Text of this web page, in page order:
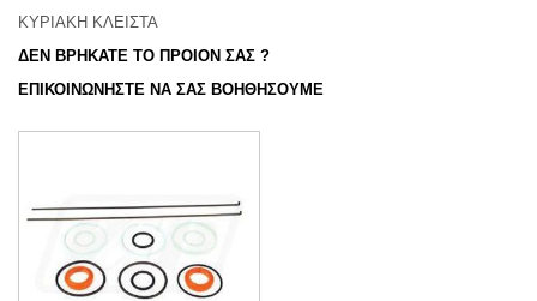
ΚΥΡΙΑΚΗ ΚΛΕΙΣΤΑ
ΔΕΝ ΒΡΗΚΑΤΕ ΤΟ ΠΡΟΙΟΝ ΣΑΣ ?
ΕΠΙΚΟΙΝΩΝΗΣΤΕ ΝΑ ΣΑΣ ΒΟΗΘΗΣΟΥΜΕ